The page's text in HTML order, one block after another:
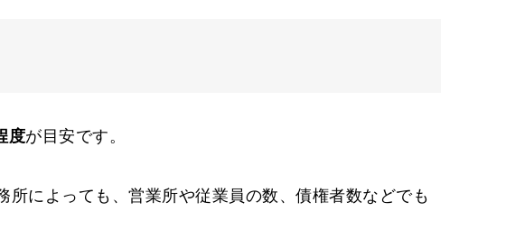
度が目安です。
によっても、営業所や従業員の数、債権者数などでも